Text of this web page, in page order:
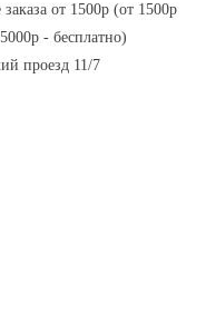
от 1500р (от 1500р
- бесплатно)
проезд 11/7